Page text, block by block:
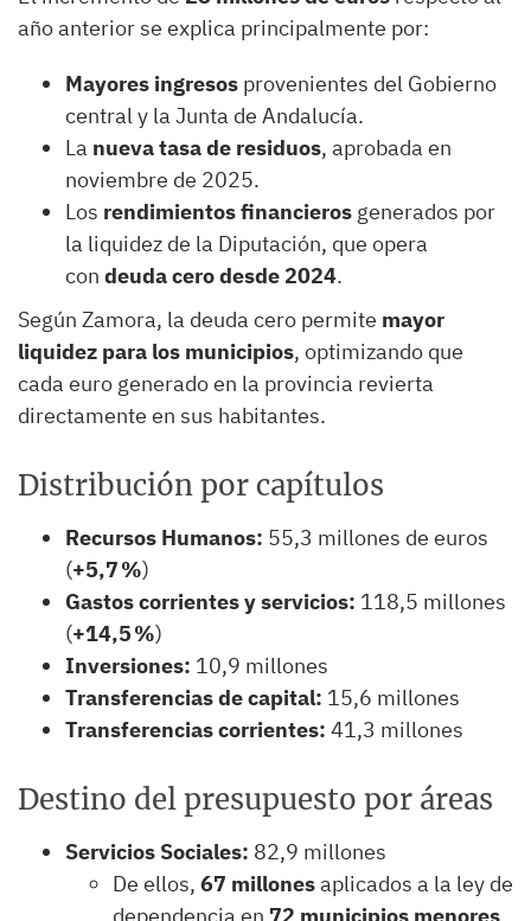
año anterior se explica principalmente por:
Mayores ingresos provenientes del Gobierno
central y la Junta de Andalucía.
La nueva tasa de residuos, aprobada en
noviembre de 2025.
Los rendimientos financieros generados por
la liquidez de la Diputación, que opera
con deuda cero desde 2024.
Según Zamora, la deuda cero permite mayor
liquidez para los municipios, optimizando que
cada euro generado en la provincia revierta
directamente en sus habitantes.
Distribución por capítulos
Recursos Humanos: 55,3 millones de euros
(+5,7 %)
Gastos corrientes y servicios: 118,5 millones
(+14,5 %)
Inversiones: 10,9 millones
Transferencias de capital: 15,6 millones
Transferencias corrientes: 41,3 millones
Destino del presupuesto por áreas
Servicios Sociales: 82,9 millones
De ellos, 67 millonesaplicados a la ley de